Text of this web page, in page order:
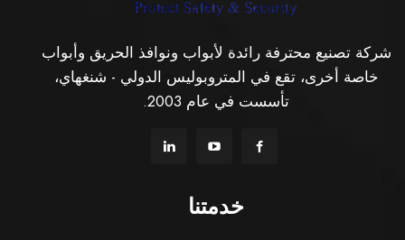
شركة تصنيع محترفة رائدة لأبواب ونوافذ الحريق وأبواب
خاصة أخرى، تقع في المتروبوليس الدولي - شنغهاي،
تأسست في عام 2003.
خدمتنا